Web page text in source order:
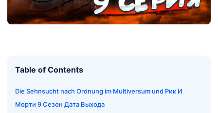
Table of Contents
Die Sehnsucht nach Ordnung im Multiversum und Рик И
Морти 9 Сезон Дата Выхода